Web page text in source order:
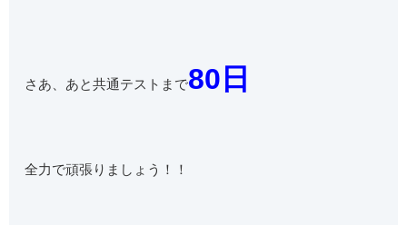
さあ、あと共通テストまで80日
全力で頑張りましょう！！